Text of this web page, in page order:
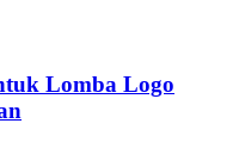
Lomba Logo